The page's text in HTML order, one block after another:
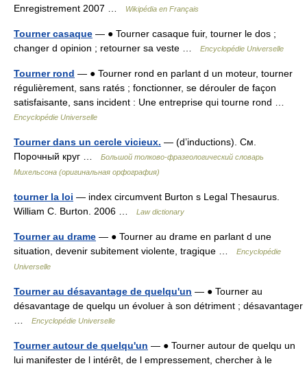
Enregistrement 2007 …
Wikipédia en Français
Tourner casaque — ● Tourner casaque fuir, tourner le dos ;
changer d opinion ; retourner sa veste …
Encyclopédie Universelle
Tourner rond — ● Tourner rond en parlant d un moteur, tourner
régulièrement, sans ratés ; fonctionner, se dérouler de façon
satisfaisante, sans incident : Une entreprise qui tourne rond …
Encyclopédie Universelle
Tourner dans un cercle vicieux. — (d’inductions). См.
Порочный круг …
Большой толково-фразеологический словарь
Михельсона (оригинальная орфография)
tourner la loi — index circumvent Burton s Legal Thesaurus.
William C. Burton. 2006 …
Law dictionary
Tourner au drame — ● Tourner au drame en parlant d une
situation, devenir subitement violente, tragique …
Encyclopédie
Universelle
Tourner au désavantage de quelqu'un — ● Tourner au
désavantage de quelqu un évoluer à son détriment ; désavantager
Encyclopédie Universelle
Tourner autour de quelqu'un — ● Tourner autour de quelqu un
lui manifester de l intérêt, de l empressement, chercher à le